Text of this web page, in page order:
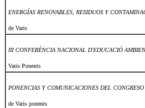
ENERGÍAS RENOVABLES, RESIDUOS Y
de Varis
III CONFERÈNCIA NACIONAL D'EDUCACIÓ
Varis Ponents
PONENCIAS Y COMUNICACIONES DEL
de Varis ponents